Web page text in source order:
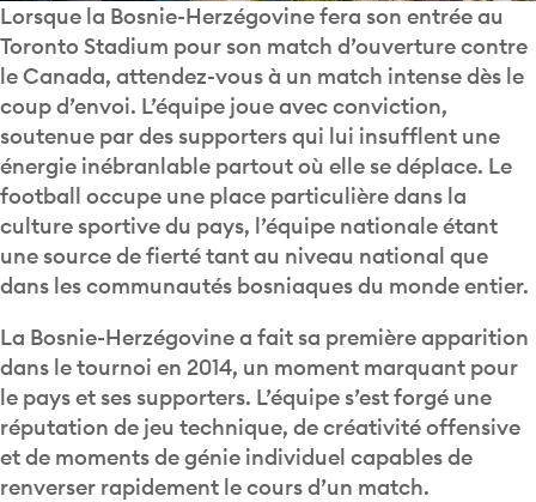
Lorsque la Bosnie-Herzégovine fera son entrée au
Toronto Stadium pour son match d’ouverture contre
le Canada, attendez-vous à un match intense dès le
coup d’envoi. L’équipe joue avec conviction,
soutenue par des supporters qui lui insufflent une
énergie inébranlable partout où elle se déplace. Le
football occupe une place particulière dans la
culture sportive du pays, l’équipe nationale étant
une source de fierté tant au niveau national que
dans les communautés bosniaques du monde entier.
La Bosnie-Herzégovine a fait sa première apparition
dans le tournoi en 2014, un moment marquant pour
le pays et ses supporters. L’équipe s’est forgé une
réputation de jeu technique, de créativité offensive
et de moments de génie individuel capables de
renverser rapidement le cours d’un match.